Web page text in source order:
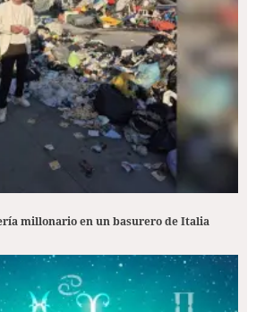
millonario en un basurero de Italia